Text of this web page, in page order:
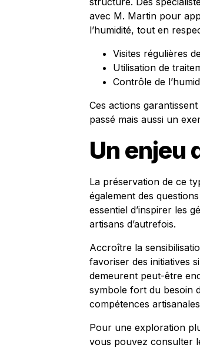
avec M. Martin pour
l’humidité, tout en
Visites régulières
Utilisation de
Contrôle de
Ces actions
passé mais aussi un
Un enjeu
La préservation de ce
également des
essentiel d’inspirer les
artisans d’autrefois.
Accroître la
favoriser des initiatives
demeurent peut-être
symbole fort du besoin
compétences
Pour une exploration
vous pouvez consulter